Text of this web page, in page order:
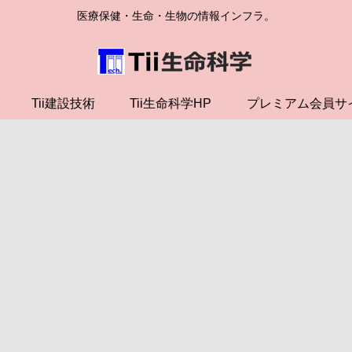
医療保健・生命・生物の情報インフラ。
Tii建設技術 Tii生命科学HP プレミアム会員サ